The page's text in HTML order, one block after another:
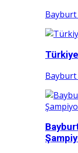
Bayburt
Bayburt